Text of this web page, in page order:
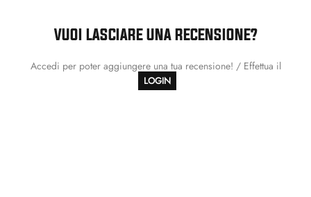
VUOI LASCIARE UNA RECENSIONE?
Accedi per poter aggiungere una tua recensione! / Effettua il
LOGIN